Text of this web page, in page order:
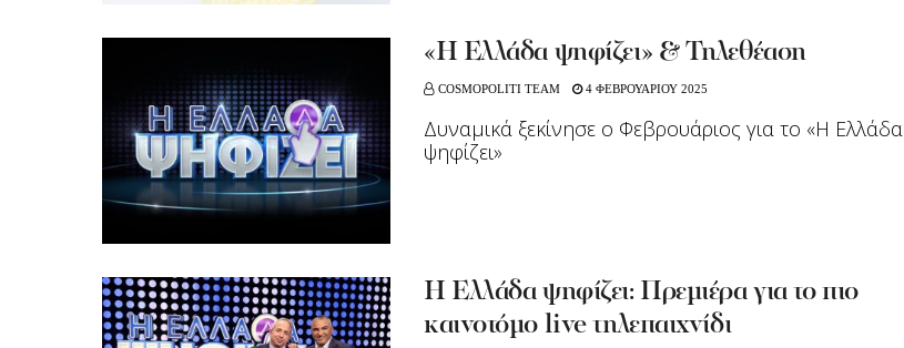
«Η Ελλάδα ψηφίζει» & Τηλεθέαση
COSMOPOLITI TEAM 4 ΦΕΒΡΟΥΑΡΙΟΥ 2025
Δυναμικά ξεκίνησε ο Φεβρουάριος για το «Η Ελλάδα
ψηφίζει»
Η Ελλάδα ψηφίζει: Πρεμιέρα για το πιο
καινοτόμο live τηλεπαιχνίδι